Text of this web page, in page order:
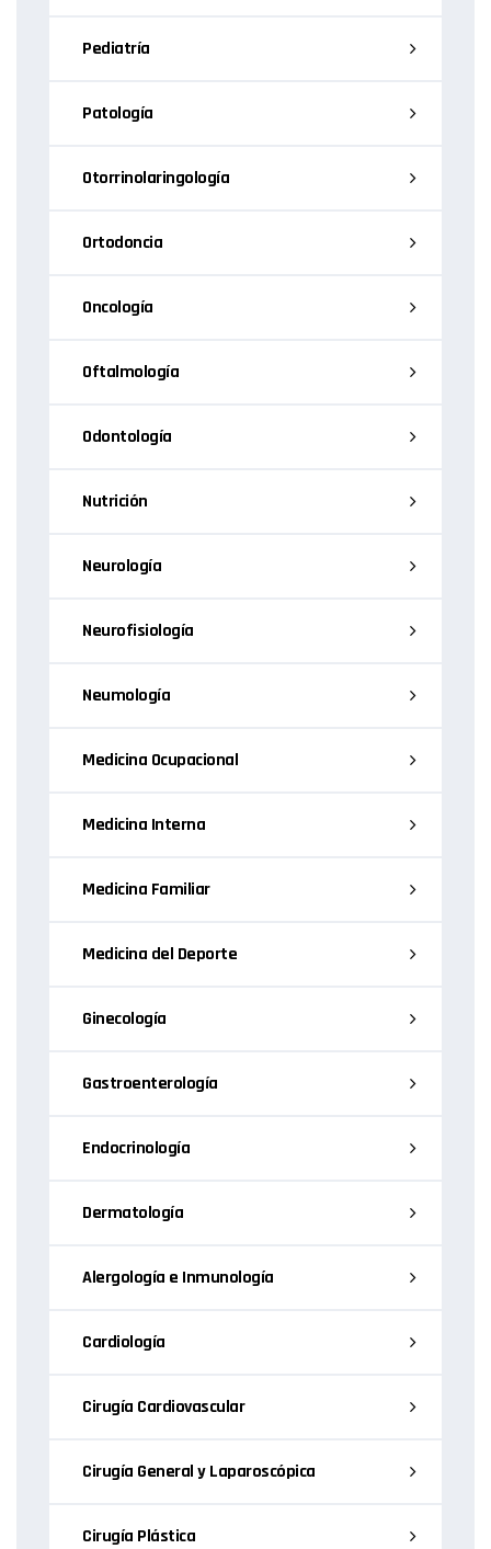
Pediatría
Patología
Otorrinolaringología
Ortodoncia
Oncología
Oftalmología
Odontología
Nutrición
Neurología
Neurofisiología
Neumología
Medicina Ocupacional
Medicina Interna
Medicina Familiar
Medicina del Deporte
Ginecología
Gastroenterología
Endocrinología
Dermatología
Alergología e Inmunología
Cardiología
Cirugía Cardiovascular
Cirugía General y Laparoscópica
Cirugía Plástica